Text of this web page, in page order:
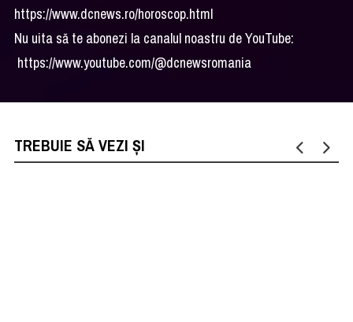
https://www.dcnews.ro/horoscop.html
Nu uita să te abonezi la canalul noastru de YouTube:
https://www.youtube.com/@dcnewsromania
TREBUIE SĂ VEZI ȘI